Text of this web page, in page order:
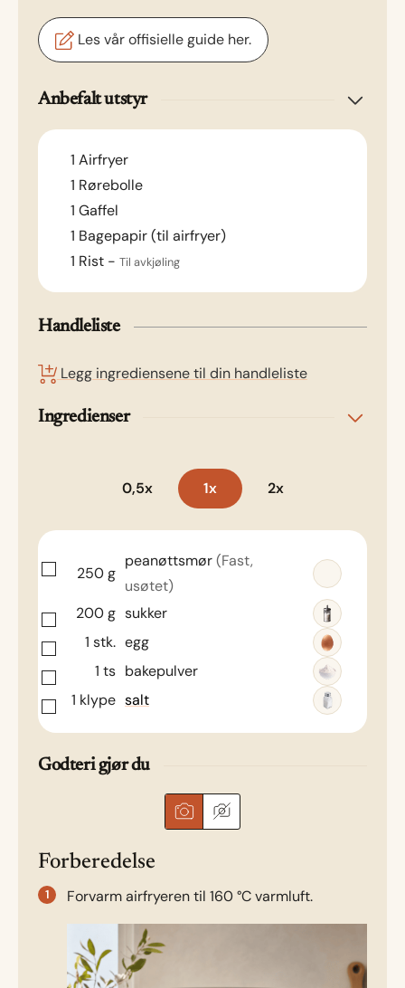
Les vår offisielle guide her.
Anbefalt utstyr
1 Airfryer
1 Rørebolle
1 Gaffel
1 Bagepapir (til airfryer)
1 Rist - Til avkjøling
Handleliste
Legg ingrediensene til din handleliste
Ingredienser
0,5x 1x 2x
250g
peanøttsmør(Fast,
usøtet)
200g sukker
1 stk. egg
1 ts bakepulver
1 klype salt
Godteri gjør du
Forberedelse
Forvarm airfryeren til 160 °C varmluft.